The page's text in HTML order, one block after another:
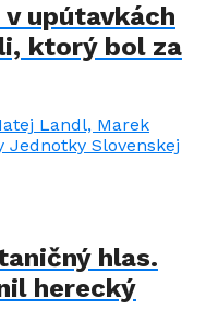
upútavkách
ktorý bol za
hlas.
herecký